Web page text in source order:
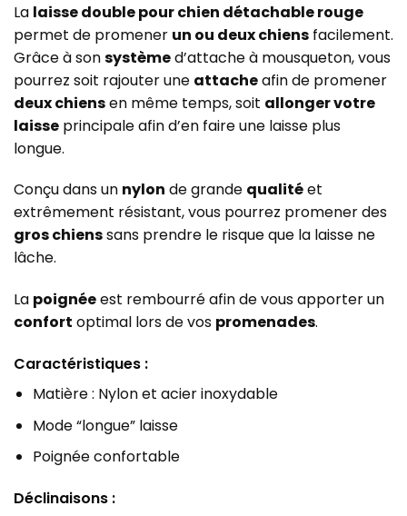
La laisse double pour chien détachable rouge
permet de promener un ou deux chiens facilement.
Grâce à sonsystèmed’attache à mousqueton, vous
pourrez soit rajouter une attacheafin de promener
deux chiensen même temps, soit allonger votre
laisse principale afin d’en faire une laisse plus
longue.
Conçu dans un nylon de grande qualitéet
extrêmement résistant, vous pourrez promener des
gros chienssans prendre le risque que la laisse ne
lâche.
La poignéeest rembourré afin de vous apporter un
confort optimal lors de vos promenades.
Caractéristiques :
Matière : Nylon et acier inoxydable
Mode “longue” laisse
Poignée confortable
Déclinaisons :